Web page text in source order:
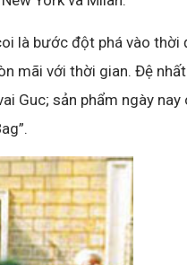
là bước đột phá vào thời
mãi với thời gian. Đệ nhất
Guc; sản phẩm ngày nay